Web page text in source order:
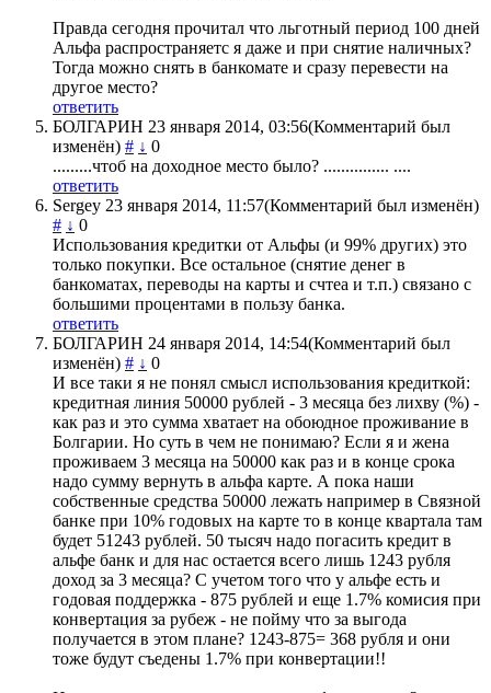
Правда сегодня прочитал что льготный период 100 дней
Альфа распространяетс я даже и при снятие наличных?
Тогда можно снять в банкомате и сразу перевести на
другое место?
ответить
БОЛГАРИН 23 января 2014, 03:56(Комментарий был
изменён) # ↓ 0
.........чтоб на доходное место было? ............... ....
ответить
Sergey 23 января 2014, 11:57(Комментарий был изменён)
# ↓ 0
Использования кредитки от Альфы (и 99% других) это
только покупки. Все остальное (снятие денег в
банкоматах, переводы на карты и счтеа и т.п.) связано с
большими процентами в пользу банка.
ответить
БОЛГАРИН 24 января 2014, 14:54(Комментарий был
изменён) # ↓ 0
И все таки я не понял смысл использования кредиткой:
кредитная линия 50000 рублей - 3 месяца без лихву (%) -
как раз и это сумма хватает на обоюдное проживание в
Болгарии. Но суть в чем не понимаю? Если я и жена
проживаем 3 месяца на 50000 как раз и в конце срока
надо сумму вернуть в альфа карте. А пока наши
собственные средства 50000 лежать например в Связной
банке при 10% годовых на карте то в конце квартала там
будет 51243 рублей. 50 тысяч надо погасить кредит в
альфе банк и для нас остается всего лишь 1243 рубля
доход за 3 месяца? С учетом того что у альфе есть и
годовая поддержка - 875 рублей и еще 1.7% комисия при
конвертация за рубеж - не пойму что за выгода
получается в этом плане? 1243-875= 368 рубля и они
тоже будут съедены 1.7% при конвертации!!